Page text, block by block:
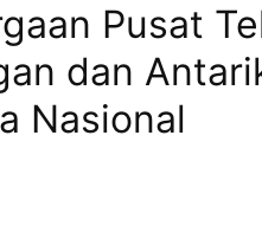
Pusat
dan
Nasional